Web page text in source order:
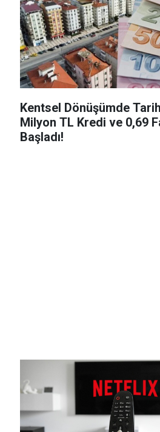
Kentsel Dönüşümde
Milyon TL Kredi ve 0,69
Başladı!